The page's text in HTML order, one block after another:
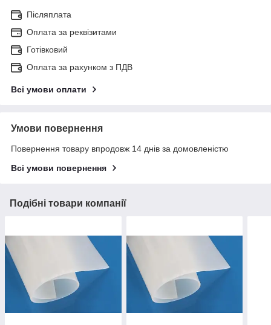
Післяплата
Оплата за реквізитами
Готівковий
Оплата за рахунком з ПДВ
Всі умови оплати
Умови повернення
Повернення товару впродовж 14 днів за домовленістю
Всі умови повернення
Подібні товари компанії